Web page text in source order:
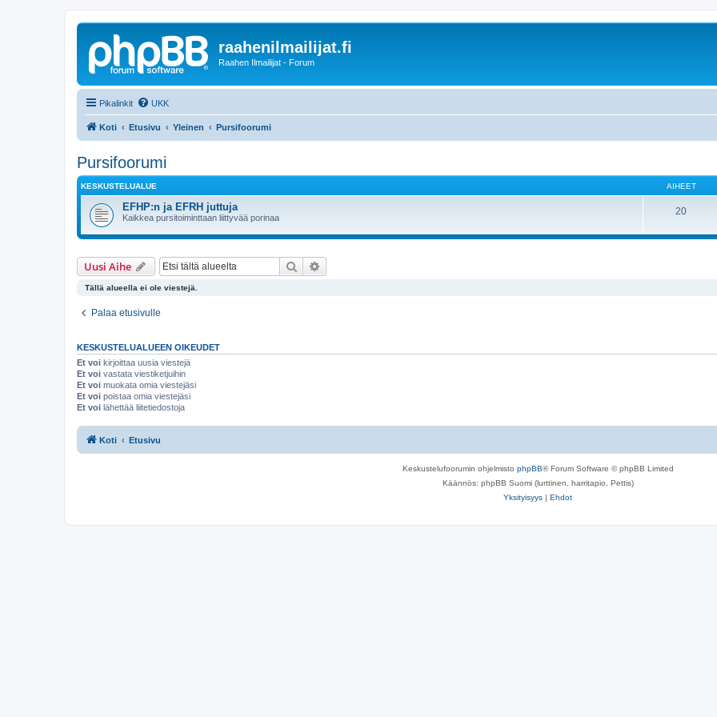
raahenilmailijat.fi
Raahen Ilmailijat - Forum
Pikalinkit UKK
Koti Etusivu Yleinen Pursifoorumi
Pursifoorumi
KESKUSTELUALUE AIHEET
EFHP:n ja EFRH juttuja
Kaikkea pursitoiminttaan liittyvää porinaa
20
Uusi Aihe Etsi
Tällä alueella ei ole viestejä.
Palaa etusivulle
KESKUSTELUALUEEN OIKEUDET
Et voi kirjoittaa uusia viestejä
Et voi vastata viestiketjuihin
Et voi muokata omia viestejäsi
Et voi poistaa omia viestejäsi
Et voi lähettää liitetiedostoja
Koti Etusivu
Keskustelufoorumin ohjelmisto phpBB® Forum Software © phpBB Limited
Käännös: phpBB Suomi (lurttinen, harritapio, Pettis)
Yksityisyys | Ehdot